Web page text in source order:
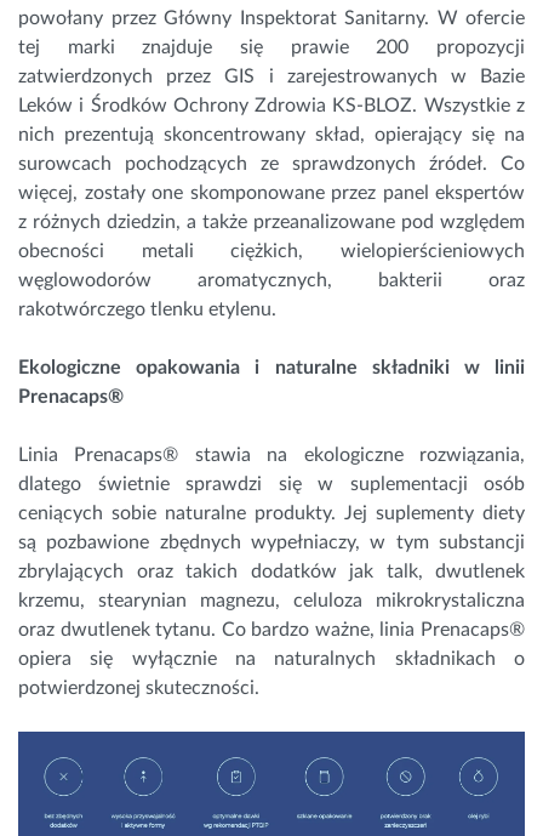
powołany przez Główny Inspektorat Sanitarny. W ofercie
tej marki znajduje się prawie 200 propozycji
zatwierdzonych przez GIS i zarejestrowanych w Bazie
Leków i Środków Ochrony Zdrowia KS-BLOZ. Wszystkie z
nich prezentują skoncentrowany skład, opierający się na
surowcach pochodzących ze sprawdzonych źródeł. Co
więcej, zostały one skomponowane przez panel ekspertów
z różnych dziedzin, a także przeanalizowane pod względem
obecności metali ciężkich, wielopierścieniowych
węglowodorów aromatycznych, bakterii oraz
rakotwórczego tlenku etylenu.
Ekologiczne opakowania i naturalne składniki w linii
Prenacaps®
Linia Prenacaps® stawia na ekologiczne rozwiązania,
dlatego świetnie sprawdzi się w suplementacji osób
ceniących sobie naturalne produkty. Jej suplementy diety
są pozbawione zbędnych wypełniaczy, w tym substancji
zbrylających oraz takich dodatków jak talk, dwutlenek
krzemu, stearynian magnezu, celuloza mikrokrystaliczna
oraz dwutlenek tytanu. Co bardzo ważne, linia Prenacaps®
opiera się wyłącznie na naturalnych składnikach o
potwierdzonej skuteczności.